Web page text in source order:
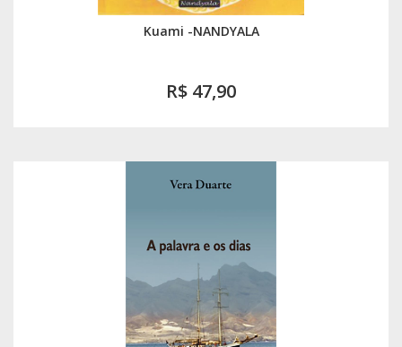
Kuami -NANDYALA
R$ 47,90